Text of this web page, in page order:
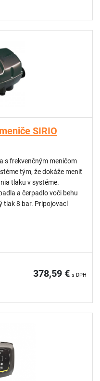
konfigurácia
káblom (zásuvka
a ponorných
vody v rodinných
prevádzok
SIRIO
s frekvenčným meničom
tým, že dokáže meniť
tlaku v systéme.
a čerpadlo voči behu
tlak 8 bar. Pripojovací
378,59 € s DPH